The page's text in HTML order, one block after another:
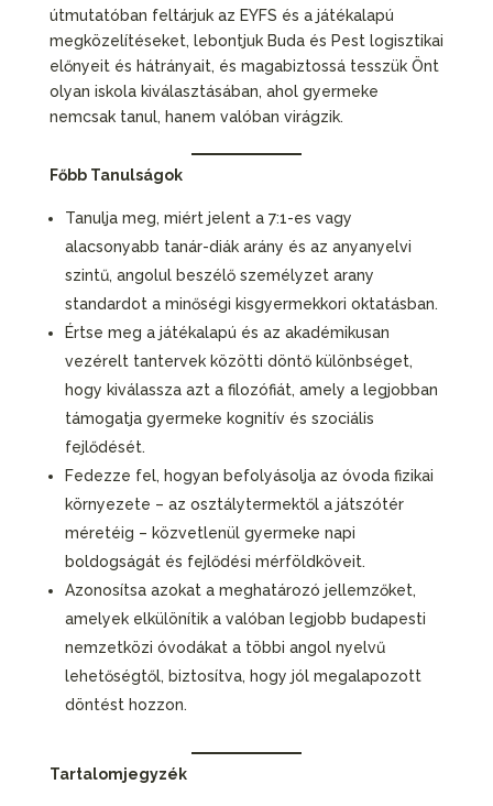
útmutatóban feltárjuk az EYFS és a játékalapú
megközelítéseket, lebontjuk Buda és Pest logisztikai
előnyeit és hátrányait, és magabiztossá tesszük Önt
olyan iskola kiválasztásában, ahol gyermeke
nemcsak tanul, hanem valóban virágzik.
Főbb Tanulságok
Tanulja meg, miért jelent a 7:1-es vagy
alacsonyabb tanár-diák arány és az anyanyelvi
szintű, angolul beszélő személyzet arany
standardot a minőségi kisgyermekkori oktatásban.
Értse meg a játékalapú és az akadémikusan
vezérelt tantervek közötti döntő különbséget,
hogy kiválassza azt a filozófiát, amely a legjobban
támogatja gyermeke kognitív és szociális
fejlődését.
Fedezze fel, hogyan befolyásolja az óvoda fizikai
környezete – az osztálytermektől a játszótér
méretéig – közvetlenül gyermeke napi
boldogságát és fejlődési mérföldköveit.
Azonosítsa azokat a meghatározó jellemzőket,
amelyek elkülönítik a valóban legjobb budapesti
nemzetközi óvodákat a többi angol nyelvű
lehetőségtől, biztosítva, hogy jól megalapozott
döntést hozzon.
Tartalomjegyzék